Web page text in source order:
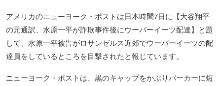
アメリカのニューヨーク・ポストは日本時間7日に【大谷翔平
の元通訳、水原一平が詐欺事件後にウーバーイーツ配達】と題
して、水原一平被告がロサンゼルス近郊でウーバーイーツの配
達員をしているところを目撃されたと報じています。
ニューヨーク・ポストは、黒のキャップをかぶりパーカーに短